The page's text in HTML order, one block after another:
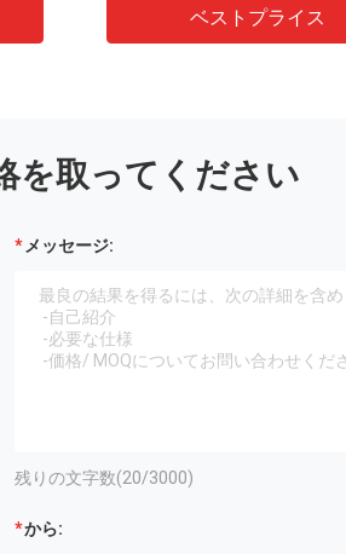
ベストプライス
を取ってください
メッセージ:
残りの文字数(20/3000)
から: